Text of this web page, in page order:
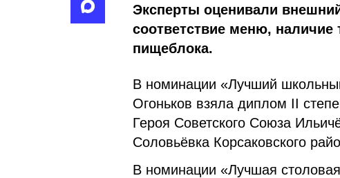
Эксперты оценивали
соответствие меню, наличие
пищеблока.
В номинации «Лучший
Огоньков взяла диплом II
Героя Советского Союза
Соловьёвка Корсаковского
В номинации «Лучшая